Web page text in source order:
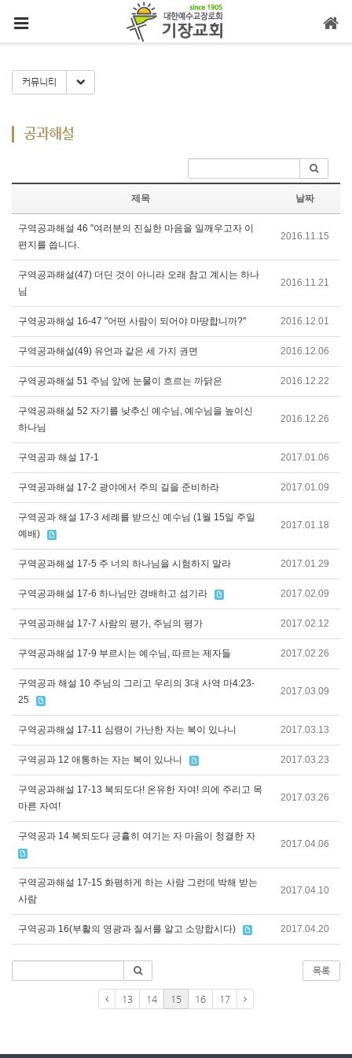
커뮤니티 Toggle Dropdown
공과해설
제목 날짜
구역공과해설 46 "여러분의 진실한 마음을 일깨우고자 이
편지를 씁니다.
2016.11.15
구역공과해설(47) 더딘 것이 아니라 오래 참고 계시는 하나
님
2016.11.21
구역공과해설 16-47 "어떤 사람이 되어야 마땅합니까?" 2016.12.01
구역공과해설(49) 유언과 같은 세 가지 권면 2016.12.06
구역공과해설 51 주님 앞에 눈물이 흐르는 까닭은 2016.12.22
구역공과해설 52 자기를 낮추신 예수님, 예수님을 높이신
하나님
2016.12.26
구역공과 해설 17-1 2017.01.06
구역공과해설 17-2 광야에서 주의 길을 준비하라 2017.01.09
구역공과 해설 17-3 세례를 받으신 예수님 (1월 15일 주일
예배)
2017.01.18
구역공과해설 17-5 주 너의 하나님을 시험하지 말라 2017.01.29
구역공과해설 17-6 하나님만 경배하고 섬기라 2017.02.09
구역공과해설 17-7 사람의 평가, 주님의 평가 2017.02.12
구역공과해설 17-9 부르시는 예수님, 따르는 제자들 2017.02.26
구역공과 해설 10 주님의 그리고 우리의 3대 사역 마4:23-
25
2017.03.09
구역공과해설 17-11 심령이 가난한 자는 복이 있나니 2017.03.13
구역공과 12 애통하는 자는 복이 있나니 2017.03.23
구역공과해설 17-13 복되도다! 온유한 자여! 의에 주리고 목
마른 자여!
2017.03.26
구역공과 14 복되도다 긍휼히 여기는 자 마음이 청결한 자
2017.04.06
구역공과해설 17-15 화평하게 하는 사람 그런데 박해 받는
사람
2017.04.10
구역공과 16(부활의 영광과 질서를 알고 소망합시다) 2017.04.20
목록
13 14 15 16 17